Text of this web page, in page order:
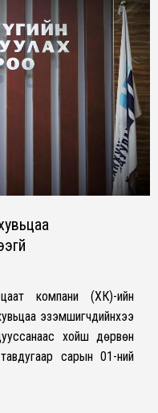
компани (ХК)-ийн
эзэмшигчдийнхээ
хойш дөрвөн
сарын 01-ний